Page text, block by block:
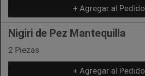
+ Agregar al Pedido
Nigiri de Pez Mantequilla
2 Piezas
+ Agregar al Pedido